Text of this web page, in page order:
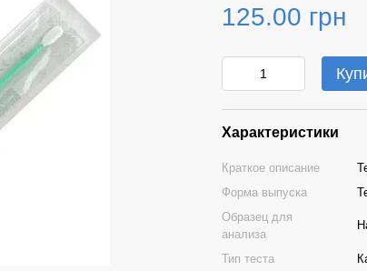
125.00 грн
Характеристики
Краткое описание
Форма выпуска
Образец для
анализа
Тип теста